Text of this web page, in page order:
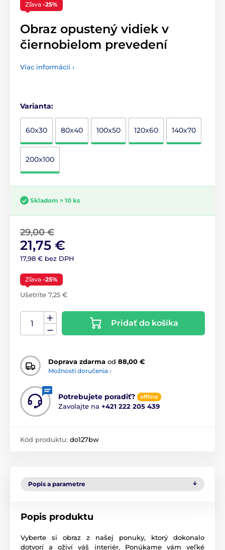
Zľava -25%
Obraz opustený vidiek v
čiernobielom prevedení
Viac informácií ›
Varianta:
60x30 80x40 100x50 120x60 140x70
200x100
Skladom > 10 ks
29,00 €
21,75 €
17,98 € bez DPH
Zľava -25%
Ušetríte 7,25 €
Pridať do košíka
Doprava zdarma od 88,00 €
Možnosti doručenia ›
Potrebujete poradiť? offline
Zavolajte na +421 222 205 439
Kód produktu: do127bw
Popis a parametre
Popis produktu
Vyberte si obraz z našej ponuky, ktorý dokonalo
dotvorí a oživí váš interiér. Ponúkame vám veľké